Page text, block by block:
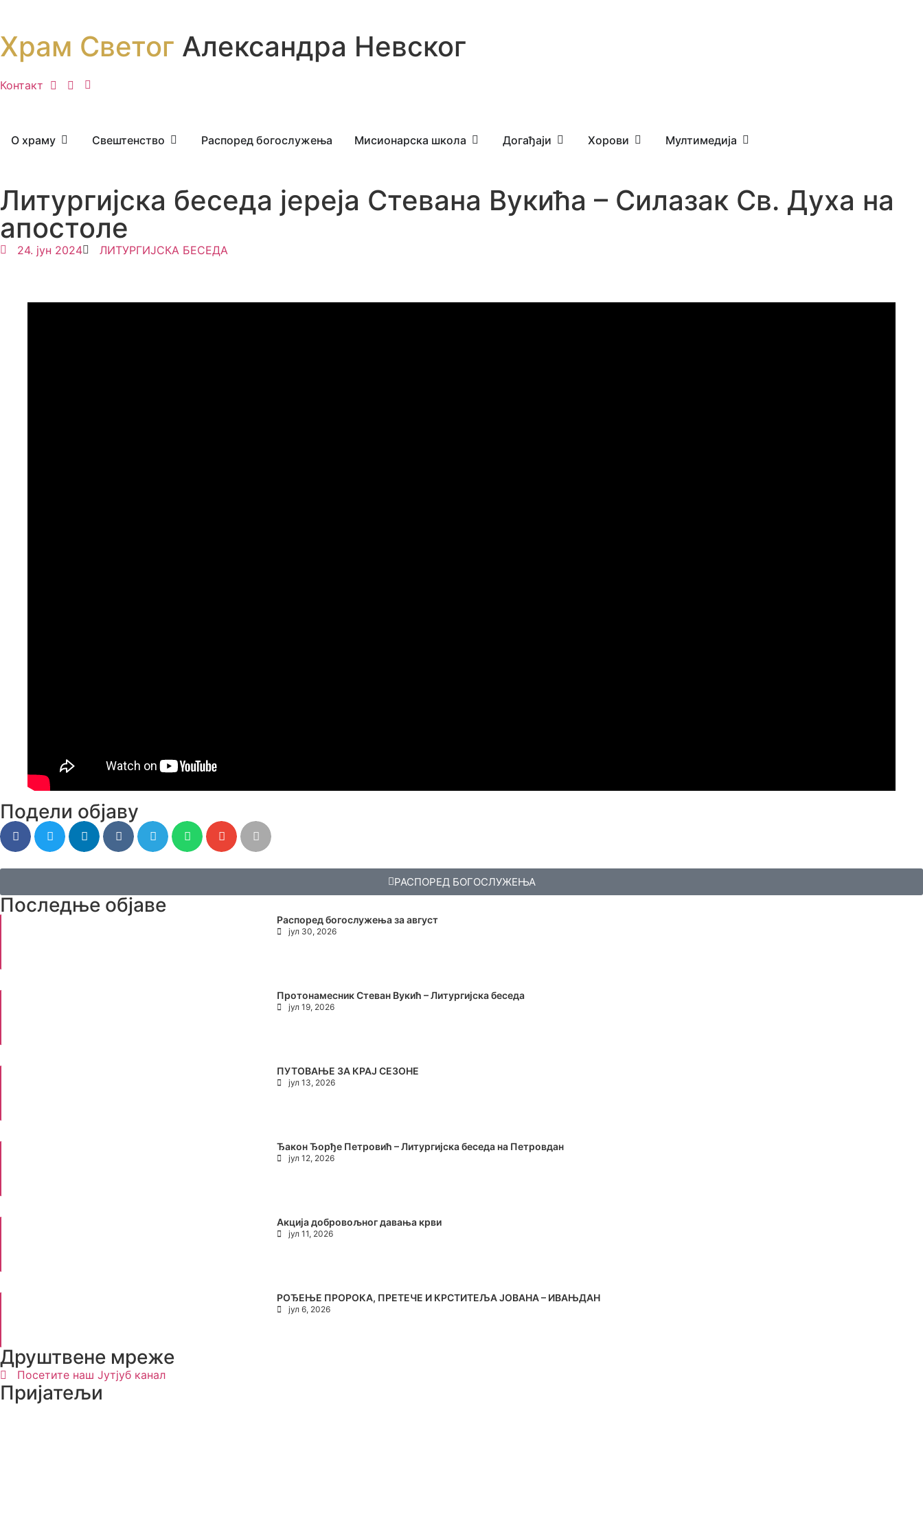
Храм Светог Александра Невског
Контакт
О храму Свештенство Распоред богослужења Мисионарска школа Догађаји Хорови Мултимедија
Литургијска беседа јереја Стевана Вукића – Силазак Св. Духа на
апостоле
24. јун 2024 ЛИТУРГИЈСКА БЕСЕДА
Подели објаву
РАСПОРЕД БОГОСЛУЖЕЊА
Последње објаве
Распоред богослужења за август
јул 30, 2026
Протонамесник Стеван Вукић – Литургијска беседа
јул 19, 2026
ПУТОВАЊЕ ЗА КРАЈ СЕЗОНЕ
јул 13, 2026
Ђакон Ђорђе Петровић – Литургијска беседа на Петровдан
јул 12, 2026
Акција добровољног давања крви
јул 11, 2026
РОЂЕЊЕ ПРОРОКА, ПРЕТЕЧЕ И КРСТИТЕЉА ЈОВАНА – ИВАЊДАН
јул 6, 2026
Друштвене мреже
Посетите наш Јутјуб канал
Пријатељи